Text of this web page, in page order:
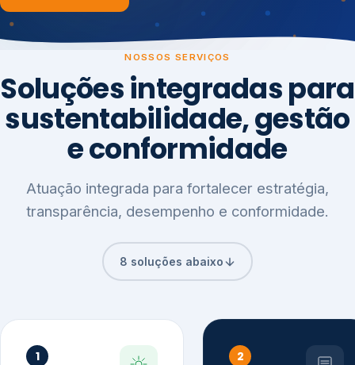
NOSSOS SERVIÇOS
Soluções integradas para
sustentabilidade, gestão
e conformidade
Atuação integrada para fortalecer estratégia,
transparência, desempenho e conformidade.
8 soluções abaixo
1 2